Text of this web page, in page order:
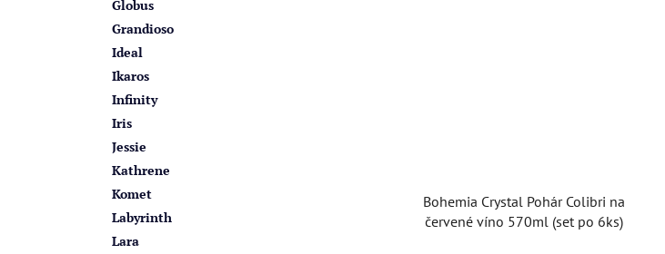
Globus
Grandioso
Ideal
Ikaros
Infinity
Iris
Jessie
Kathrene
Komet
Labyrinth
Lara
Bohemia Crystal Pohár Colibri na
červené víno 570ml (set po 6ks)